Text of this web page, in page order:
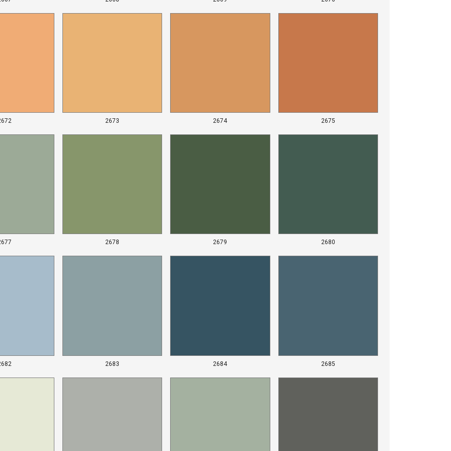
2673 2674 2675
2678 2679 2680
2683 2684 2685